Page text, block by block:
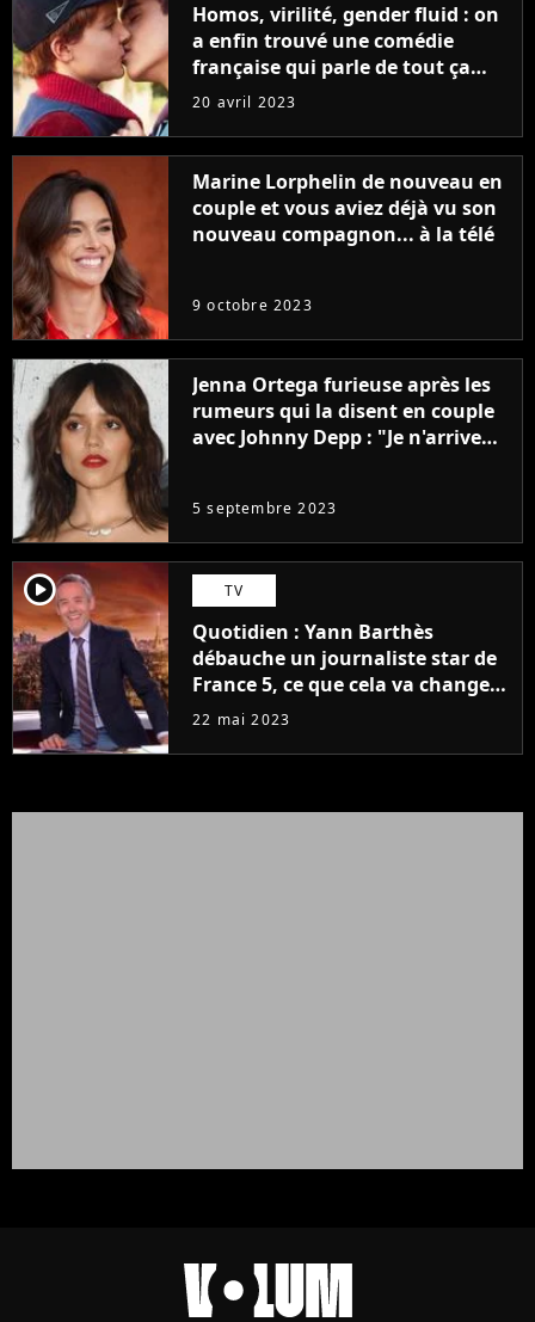
Homos, virilité, gender fluid : on
a enfin trouvé une comédie
française qui parle de tout ça
sans être super ringarde
20 avril 2023
Marine Lorphelin de nouveau en
couple et vous aviez déjà vu son
nouveau compagnon... à la télé
9 octobre 2023
Jenna Ortega furieuse après les
rumeurs qui la disent en couple
avec Johnny Depp : "Je n'arrive
5 septembre 2023
player2 TV
Quotidien : Yann Barthès
débauche un journaliste star de
France 5, ce que cela va changer
à la rentrée
22 mai 2023